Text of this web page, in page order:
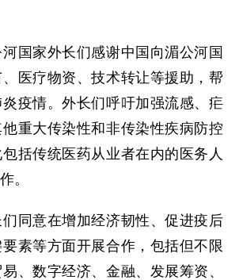
家外长们感谢中国向湄公河国
医疗物资、技术转让等援助，帮
疫情。外长们呼吁加强流感、疟
重大传染性和非传染性疾病防控
括传统医药从业者在内的医务人
。
意在增加经济韧性、促进疫后
素等方面开展合作，包括但不限
、数字经济、金融、发展筹资、